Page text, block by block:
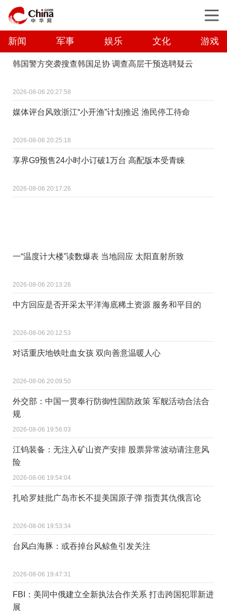
新闻 军事 娱乐 文化 游戏
韩国警方突袭搜查韩国足协 调查高层干预选聘疑云
2026-08-06 20:27:58
媒体评台风致浙江“小开渔”计划推迟 渔民停工待命
2026-08-06 20:25:18
享界G9预售24小时小订破1万台 高配版本受青睐
2026-08-06 20:17:26
一“温度计大楼”读数爆表 当地回应 太阳直射所致
2026-08-06 20:13:26
中方回应是否开采太平洋海底稀土资源 服务和平目的
2026-08-06 20:12:53
对话重庆地铁吐血女孩 双向善意温暖人心
2026-08-06 20:09:50
外交部：中国一贯奉行防御性国防政策 军舰活动合法合
规
2026-08-06 19:56:03
江钨装备：无注入矿山资产安排 股票异常波动请注意风
险
2026-08-06 19:54:04
扎哈罗娃批广岛市长不提美国原子弹 指责其仇俄言论
2026-08-06 19:53:34
台风白海豚：或吞掉台风鲸鱼引发关注
2026-08-06 19:47:31
FBI：美同中俄建立全新执法合作关系 打击跨国犯罪新进
展